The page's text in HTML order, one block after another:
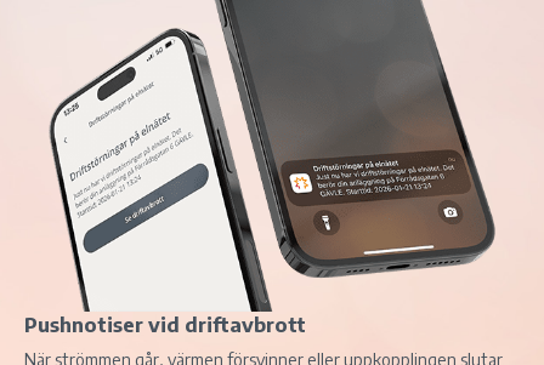
Pushnotiser vid driftavbrott
När strömmen går, värmen försvinner eller uppkopplingen slutar